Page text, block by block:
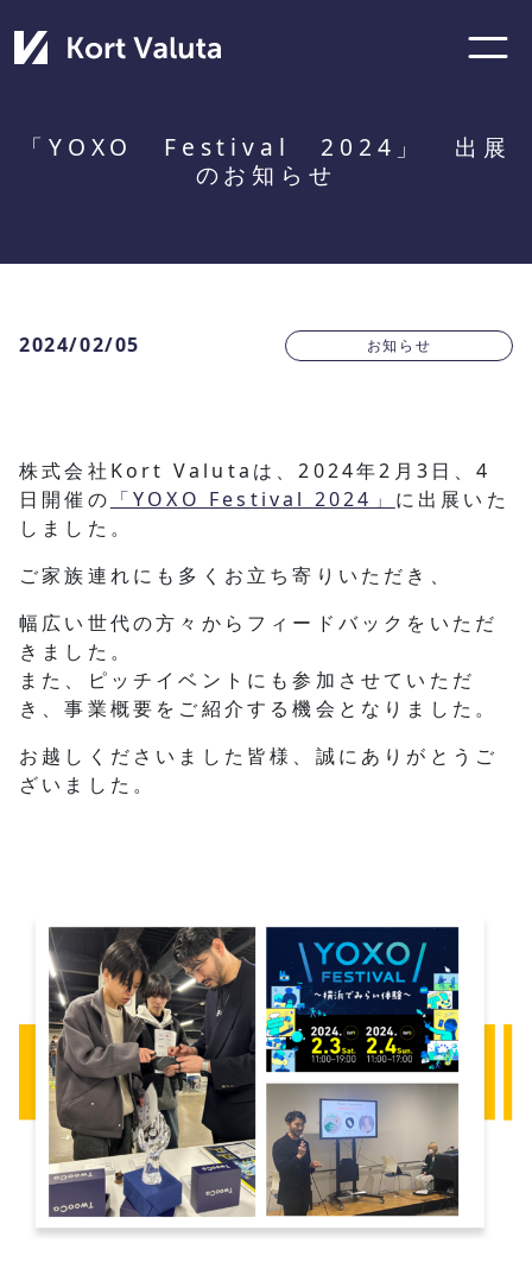
「YOXO Festival 2024」 出展
のお知らせ
2024/02/05 お知らせ
株式会社Kort Valutaは、2024年2月3日、4
日開催の 「YOXO Festival 2024」 に出展いた
しました。
ご家族連れにも多くお立ち寄りいただき、
幅広い世代の方々からフィードバックをいただ
きました。
また、ピッチイベントにも参加させていただ
き、事業概要をご紹介する機会となりました。
お越しくださいました皆様、誠にありがとうご
ざいました。